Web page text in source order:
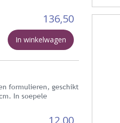
136,50
In winkelwagen
formulieren, geschikt
In soepele
12,00